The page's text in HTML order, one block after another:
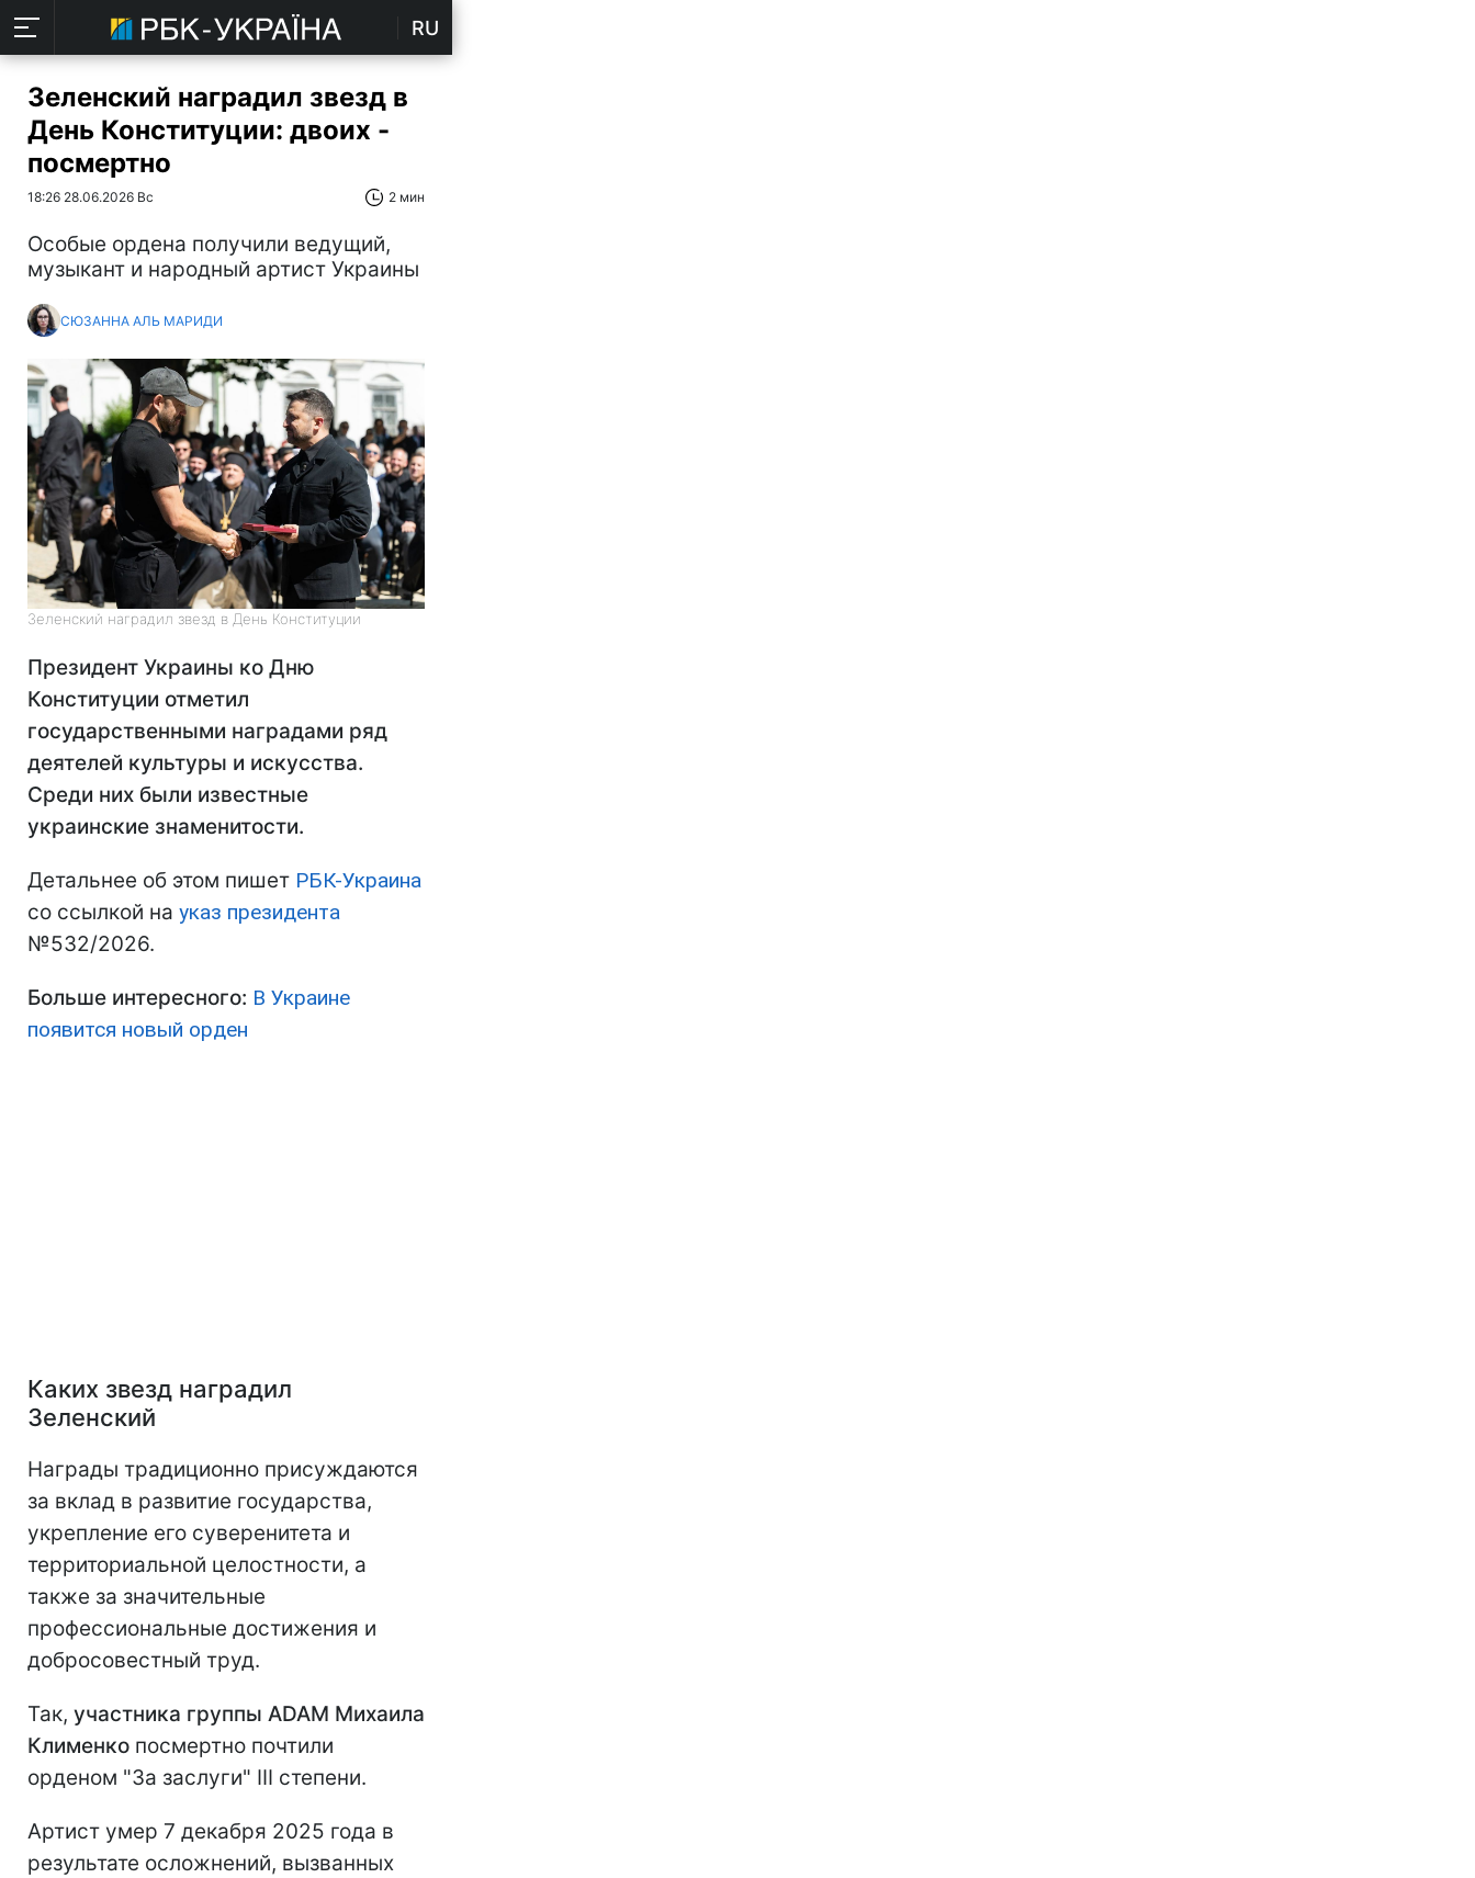
RU
Зеленский наградил звезд в
День Конституции: двоих -
посмертно
18:26 28.06.2026 Вс 2 мин
Особые ордена получили ведущий,
музыкант и народный артист Украины
СЮЗАННА АЛЬ МАРИДИ
Зеленский наградил звезд в День Конституции
Президент Украины ко Дню
Конституции отметил
государственными наградами ряд
деятелей культуры и искусства.
Среди них были известные
украинские знаменитости.
Детальнее об этом пишет РБК-Украина
со ссылкой на указ президента
№532/2026.
Больше интересного: В Украине
появится новый орден
Каких звезд наградил
Зеленский
Награды традиционно присуждаются
за вклад в развитие государства,
укрепление его суверенитета и
территориальной целостности, а
также за значительные
профессиональные достижения и
добросовестный труд.
Так, участника группы ADAM Михаила
Клименко посмертно почтили
орденом "За заслуги" III степени.
Артист умер 7 декабря 2025 года в
результате осложнений, вызванных